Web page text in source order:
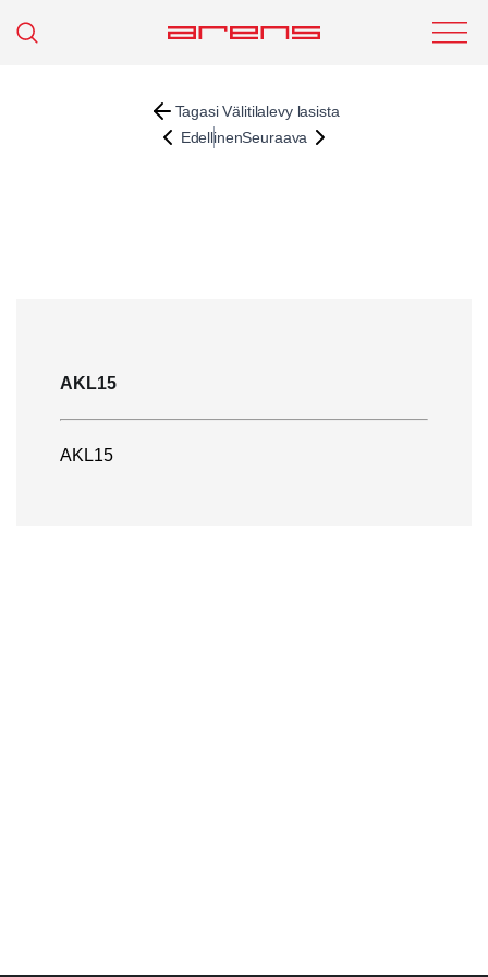
Tagasi Välitilalevy lasista
EdellinenSeuraava
AKL15
AKL15